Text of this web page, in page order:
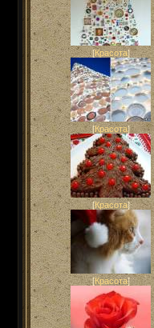
[Красота]
[Красота]
[Красота]
[Красота]